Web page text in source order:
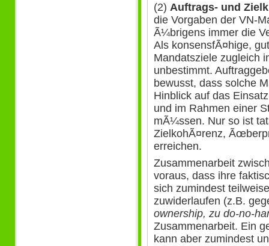
(2) Auftrags- und
die Vorgaben der VN-
Ã¼brigens immer die
Als konsensfÃ¤hige,
Mandatsziele zugleich
unbestimmt.
bewusst, dass solche
Hinblick auf das
und im Rahmen einer
mÃ¼ssen. Nur so ist
ZielkohÃ¤renz,
erreichen.
Zusammenarbeit
voraus, dass ihre
sich zumindest
zuwiderlaufen (z.B.
ownership, zu do-no-
Zusammenarbeit. Ein
kann aber zumindest